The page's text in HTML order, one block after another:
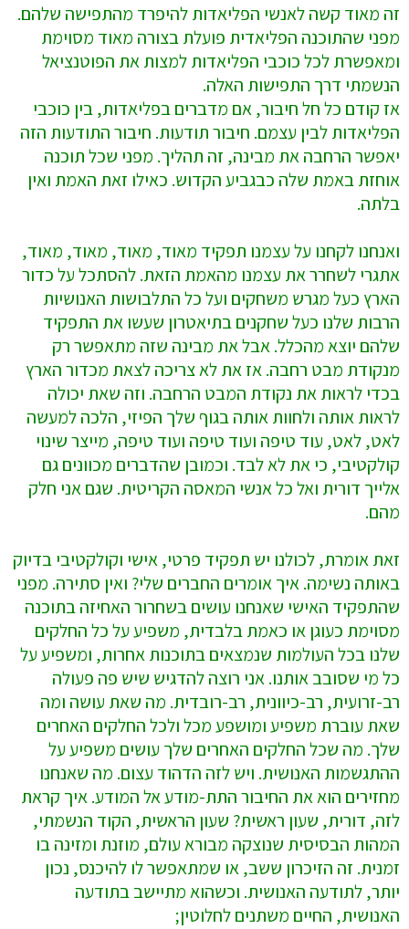
זה מאוד קשה לאנשי הפליאדות להיפרד מהתפישה שלהם.
מפני שהתוכנה הפליאדית פועלת בצורה מאוד מסוימת
ומאפשרת לכל כוכבי הפליאדות למצות את הפוטנציאל
הנשמתי דרך התפישות האלה.
אז קודם כל חל חיבור, אם מדברים בפליאדות, בין כוכבי
הפליאדות לבין עצמם. חיבור תודעות. חיבור התודעות הזה
יאפשר הרחבה את מבינה, זה תהליך. מפני שכל תוכנה
אוחזת באמת שלה כבגביע הקדוש. כאילו זאת האמת ואין
בלתה.
ואנחנו לקחנו על עצמנו תפקיד מאוד, מאוד, מאוד, מאוד,
אתגרי לשחרר את עצמנו מהאמת הזאת. להסתכל על כדור
הארץ כעל מגרש משחקים ועל כל התלבושות האנושיות
הרבות שלנו כעל שחקנים בתיאטרון שעשו את התפקיד
שלהם יוצא מהכלל. אבל את מבינה שזה מתאפשר רק
מנקודת מבט רחבה. אז את לא צריכה לצאת מכדור הארץ
בכדי לראות את נקודת המבט הרחבה. וזה שאת יכולה
לראות אותה ולחוות אותה בגוף שלך הפיזי, הלכה למעשה
לאט, לאט, עוד טיפה ועוד טיפה ועוד טיפה, מייצר שינוי
קולקטיבי, כי את לא לבד. וכמובן שהדברים מכוונים גם
אלייך דורית ואל כל אנשי המאסה הקריטית. שגם אני חלק
מהם.
זאת אומרת, לכולנו יש תפקיד פרטי, אישי וקולקטיבי בדיוק
באותה נשימה. איך אומרים החברים שלי? ואין סתירה. מפני
שהתפקיד האישי שאנחנו עושים בשחרור האחיזה בתוכנה
מסוימת כעוגן או כאמת בלבדית, משפיע על כל החלקים
שלנו בכל העולמות שנמצאים בתוכנות אחרות, ומשפיע על
כל מי שסובב אותנו. אני רוצה להדגיש שיש פה פעולה
רב-זרועית, רב-כיוונית, רב-רובדית. מה שאת עושה ומה
שאת עוברת משפיע ומושפע מכל ולכל החלקים האחרים
שלך. מה שכל החלקים האחרים שלך עושים משפיע על
ההתגשמות האנושית. ויש לזה הדהוד עצום. מה שאנחנו
מחזירים הוא את החיבור התת-מודע אל המודע. איך קראת
לזה, דורית, שעון ראשית? שעון הראשית, הקוד הנשמתי,
המהות הבסיסית שנוצקה מבורא עולם, מוזנת ומזינה בו
זמנית. זה הזיכרון ששב, או שמתאפשר לו להיכנס, נכון
יותר, לתודעה האנושית. וכשהוא מתיישב בתודעה
האנושית, החיים משתנים לחלוטין;